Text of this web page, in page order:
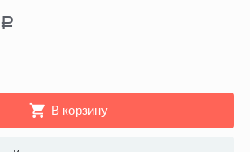
Р
В корзину